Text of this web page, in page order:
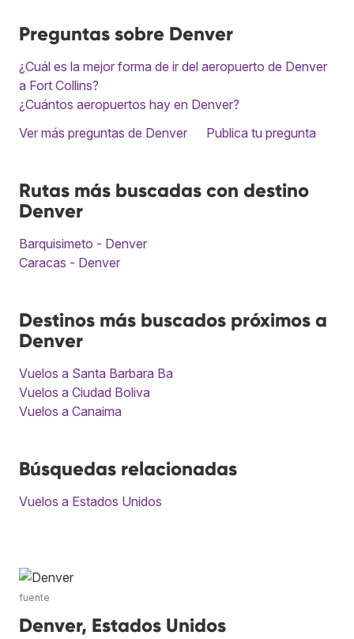
Preguntas sobre Denver
¿Cuál es la mejor forma de ir del aeropuerto de Denver
a Fort Collins?
¿Cuántos aeropuertos hay en Denver?
Ver más preguntas de Denver
Publica tu pregunta
Rutas más buscadas con destino
Denver
Barquisimeto - Denver
Caracas - Denver
Destinos más buscados próximos a
Denver
Vuelos a Santa Barbara Ba
Vuelos a Ciudad Boliva
Vuelos a Canaima
Búsquedas relacionadas
Vuelos a Estados Unidos
fuente
Denver, Estados Unidos